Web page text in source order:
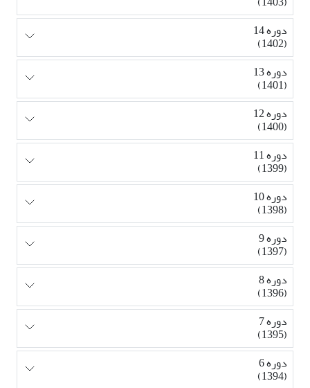
دوره 14
(1402)
دوره 13
(1401)
دوره 12
(1400)
دوره 11
(1399)
دوره 10
(1398)
دوره 9
(1397)
دوره 8
(1396)
دوره 7
(1395)
دوره 6
(1394)